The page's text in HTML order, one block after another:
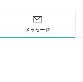
メッセージ